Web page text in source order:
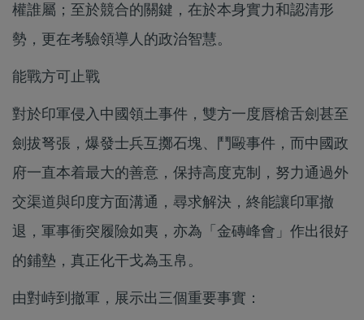
權誰屬；至於競合的關鍵，在於本身實力和認清形
勢，更在考驗領導人的政治智慧。
能戰方可止戰
對於印軍侵入中國領土事件，雙方一度唇槍舌劍甚至
劍拔弩張，爆發士兵互擲石塊、鬥毆事件，而中國政
府一直本着最大的善意，保持高度克制，努力通過外
交渠道與印度方面溝通，尋求解決，終能讓印軍撤
退，軍事衝突履險如夷，亦為「金磚峰會」作出很好
的鋪墊，真正化干戈為玉帛。
由對峙到撤軍，展示出三個重要事實：